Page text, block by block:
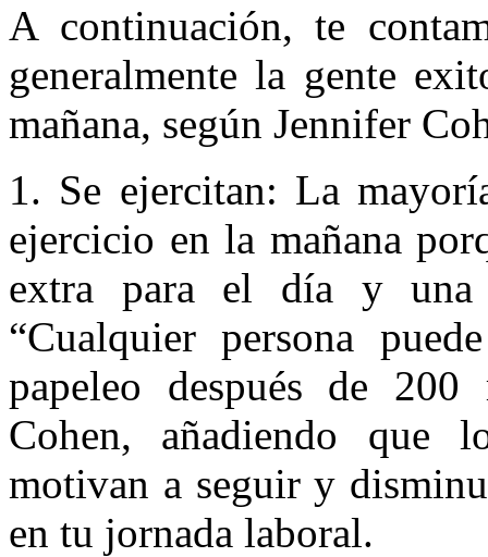
A continuación, te
generalmente la gente
mañana, según Jennifer
1. Se ejercitan: La
ejercicio en la mañana
extra para el día y una
“Cualquier persona
papeleo después de 200
Cohen, añadiendo que
motivan a seguir y
en tu jornada laboral.